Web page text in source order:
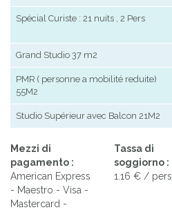
Spécial Curiste : 21 nuits , 2 Pers
Grand Studio 37 m2
PMR ( personne a mobilité reduite)
55M2
Studio Supérieur avec Balcon 21M2
Mezzi di
pagamento :
American Express
- Maestro - Visa -
Mastercard -
Tassa di
soggiorno :
1.16 € / pers